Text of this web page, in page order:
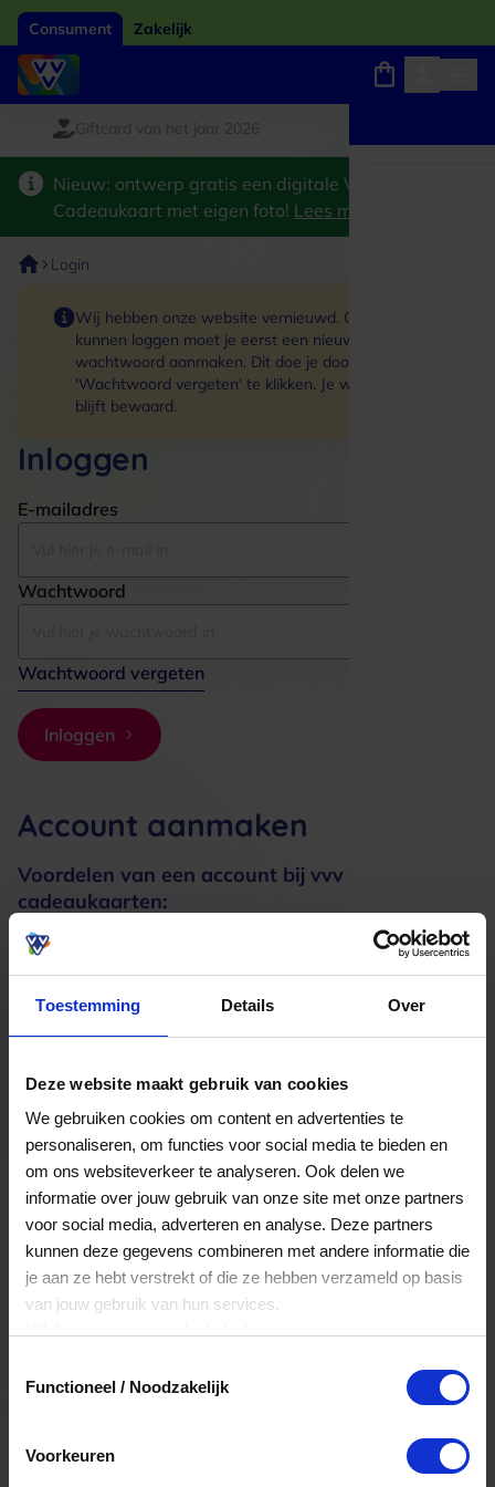
Toestemming Details Over
Deze website maakt gebruik van cookies
We gebruiken cookies om content en advertenties te
personaliseren, om functies voor social media te bieden en
om ons websiteverkeer te analyseren. Ook delen we
informatie over jouw gebruik van onze site met onze partners
voor social media, adverteren en analyse. Deze partners
kunnen deze gegevens combineren met andere informatie die
je aan ze hebt verstrekt of die ze hebben verzameld op basis
van jouw gebruik van hun services.
Functioneel / Noodzakelijk
Voorkeuren
Consument Zakelijk
Giftcard van het jaar 2026
Nieuw: ontwerp gratis een digitale VVV
Cadeaukaart met eigen foto! Lees meer
Login
Wij hebben onze website vernieuwd. Om in te
kunnen loggen moet je eerst een nieuw
wachtwoord aanmaken. Dit doe je door op de link
'Wachtwoord vergeten' te klikken. Je winkelmand
blijft bewaard.
Inloggen
E-mailadres
Wachtwoord
Wachtwoord vergeten
Inloggen
Account aanmaken
Voordelen van een account bij vvv
cadeaukaarten:
Meerdere adressen registreren
Een bestelling volgen
Nog veel meer...
Maak account aan